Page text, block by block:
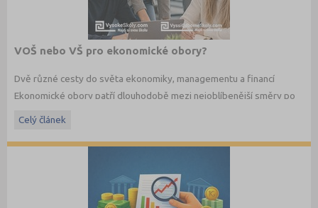
VOŠ nebo VŠ pro ekonomické obory?
Dvě různé cesty do světa ekonomiky, managementu a financí
Ekonomické obory patří dlouhodobě mezi nejoblíbenější směry po
studovat, ale také jakým způsobem. Vedle vysokých škol dnes
ekonomické studium a úzké propojení s praxí.
Celý článek